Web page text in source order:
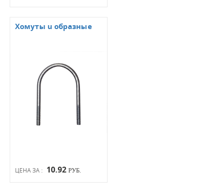
ЦЕНА ЗА : 10.92 РУБ.
Хомуты u образные